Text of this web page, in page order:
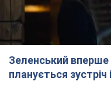
Зеленський вперше
планується